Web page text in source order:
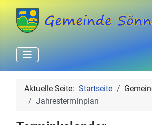
Aktuelle Seite: Startseite
Jahresterminplan